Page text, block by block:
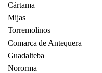
Cártama
Mijas
Torremolinos
Comarca de Antequera
Guadalteba
Nororma